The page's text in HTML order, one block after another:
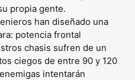
propia gente.
han diseñado una
potencia frontal
chasis sufren de un
ciegos de entre 90 y 120
intentarán